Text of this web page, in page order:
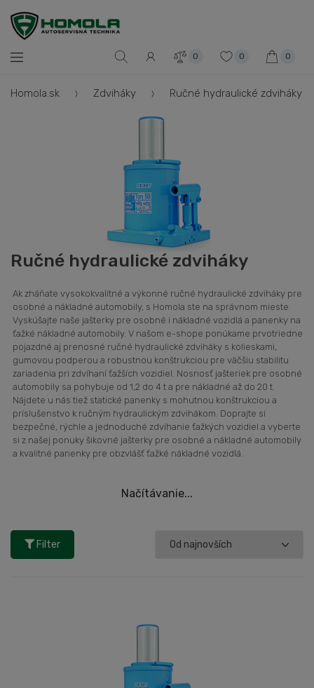
0 0 0
Homola.sk Zdviháky Ručné hydraulické zdviháky
Ručné hydraulické zdviháky
Ak zháňate vysokokvalitné a výkonné ručné hydraulické zdviháky pre
osobné a nákladné automobily, s Homola ste na správnom mieste.
Vyskúšajte naše jašterky pre osobné i nákladné vozidlá a panenky na
ťažké nákladné automobily. V našom e-shope ponúkame prvotriedne
pojazdné aj prenosné ručné hydraulické zdviháky s kolieskami,
gumovou podperou a robustnou konštrukciou pre väčšiu stabilitu
zariadenia pri zdvíhaní ťažších vozidiel. Nosnosť jašteriek pre osobné
automobily sa pohybuje od 1,2 do 4 t a pre nákladné až do 20 t.
Nájdete u nás tiež statické panenky s mohutnou konštrukciou a
príslušenstvo k ručným hydraulickým zdvihákom. Doprajte si
bezpečné, rýchle a jednoduché zdvíhanie ťažkých vozidiel a vyberte
si z našej ponuky šikovné jašterky pre osobné a nákladné automobily
a kvalitné panenky pre obzvlášť ťažké nákladné vozidlá.
Načítávanie...
Filter